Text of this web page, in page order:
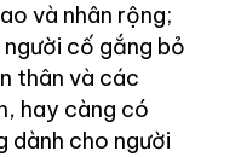
và nhân rộng;
cố gắng bỏ
thân và các
hay càng có
dành cho người